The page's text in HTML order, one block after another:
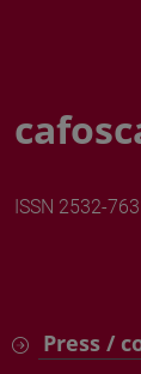
ISSN 2532-
Press /